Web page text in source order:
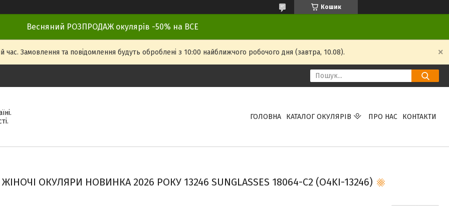
Кошик
Весняний РОЗПРОДАЖ окулярів -50% на ВСЕ
час. Замовлення та повідомлення будуть оброблені з 10:00 найближчого робочого дня (завтра, 10.08).
ГОЛОВНА КАТАЛОГ ОКУЛЯРІВ ПРО НАС КОНТАКТИ
ЖІНОЧІ ОКУЛЯРИ НОВИНКА 2026 РОКУ 13246 SUNGLASSES 18064-C2 (O4KI-13246)